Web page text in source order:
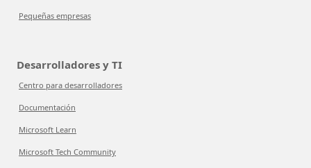
Pequeñas empresas
Desarrolladores y TI
Centro para desarrolladores
Documentación
Microsoft Learn
Microsoft Tech Community